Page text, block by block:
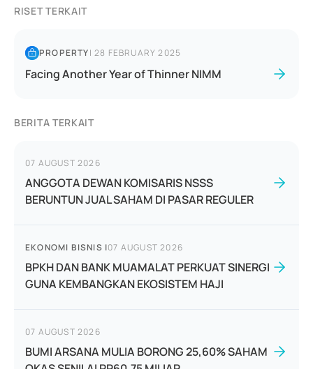
RISET TERKAIT
PROPERTY|28 FEBRUARY 2025
Facing Another Year of Thinner NIMM
BERITA TERKAIT
07 AUGUST 2026
ANGGOTA DEWAN KOMISARIS NSSS
BERUNTUN JUAL SAHAM DI PASAR REGULER
EKONOMI BISNIS |07 AUGUST 2026
BPKH DAN BANK MUAMALAT PERKUAT SINERGI
GUNA KEMBANGKAN EKOSISTEM HAJI
07 AUGUST 2026
BUMI ARSANA MULIA BORONG 25,60% SAHAM